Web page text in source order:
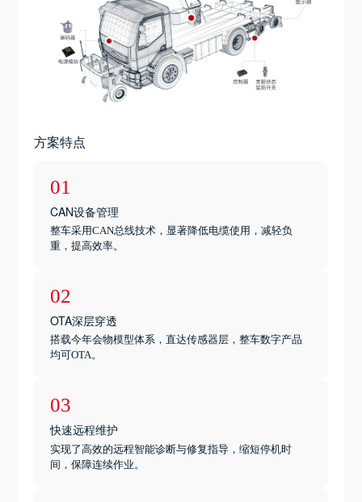
方案特点
01
CAN设备管理
整车采用CAN总线技术，显著降低电缆使用，减轻负
重，提高效率。
02
OTA深层穿透
搭载今年会物模型体系，直达传感器层，整车数字产品
均可OTA。
03
快速远程维护
实现了高效的远程智能诊断与修复指导，缩短停机时
间，保障连续作业。